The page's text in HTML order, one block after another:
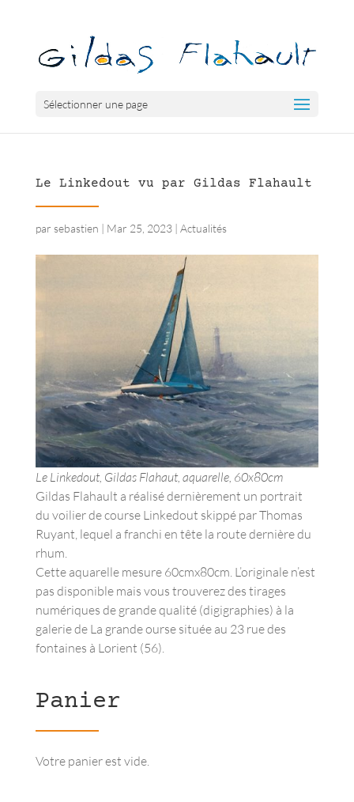
Sélectionner une page
Le Linkedout vu par Gildas Flahault
par sebastien | Mar 25, 2023| Actualités
Le Linkedout, Gildas Flahaut, aquarelle, 60x80cm
Gildas Flahault a réalisé dernièrement un portrait
du voilier de course Linkedout skippé par Thomas
Ruyant, lequel a franchi en tête la route dernière du
rhum.
Cette aquarelle mesure 60cmx80cm. L’originale n’est
pas disponible mais vous trouverez des tirages
numériques de grande qualité (digigraphies) à la
galerie de La grande ourse située au 23 rue des
fontaines à Lorient (56).
Panier
Votre panier est vide.